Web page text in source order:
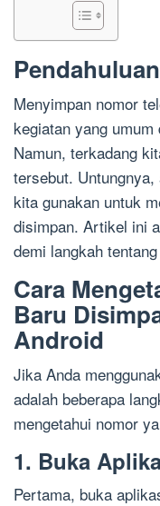
Pendahuluan
Menyimpan nomor
kegiatan yang
Namun, terkadang
tersebut.
kita gunakan untuk
disimpan. Artikel ini
demi langkah
Cara
Baru
Android
Jika Anda
adalah beberapa
mengetahui nomor
1. Buka
Pertama, buka